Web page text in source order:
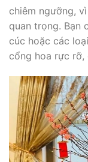
chiêm ngưỡng,
quan trọng. Bạn
cúc hoặc các
cổng hoa rực rỡ,